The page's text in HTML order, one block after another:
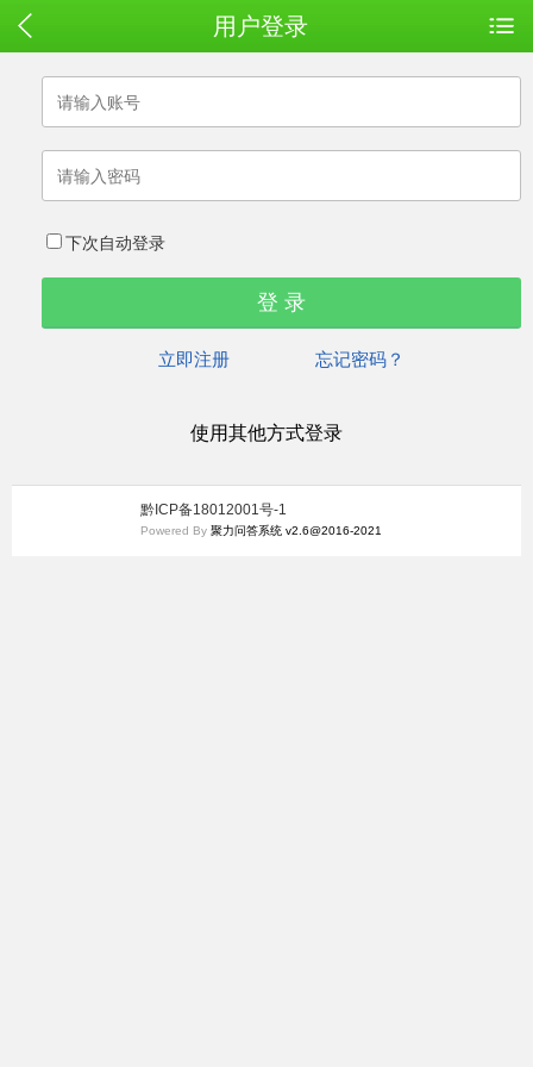
用户登录
下次自动登录
立即注册 忘记密码？
使用其他方式登录
黔ICP备18012001号-1
Powered By 聚力问答系统 v2.6@2016-2021